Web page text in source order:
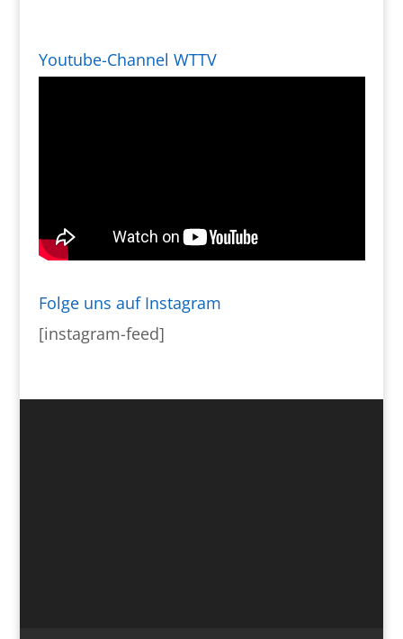
Youtube-Channel WTTV
Folge uns auf Instagram
[instagram-feed]